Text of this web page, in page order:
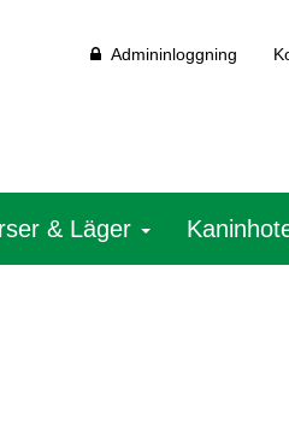
Admininloggning
& Läger